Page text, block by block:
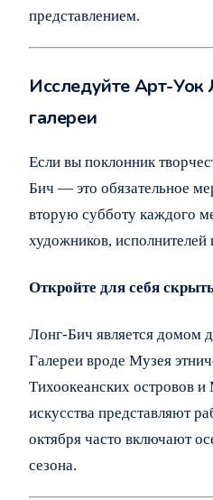
представлением.
Исследуйте Арт-
галереи
Если вы поклонник
Бич — это обязательное
вторую субботу каждого
художников, исполнителей
Откройте для себя
Лонг-Бич является домом
Галереи вроде Музея
Тихоокеанских островов
искусства представляют
октября часто включают
сезона.